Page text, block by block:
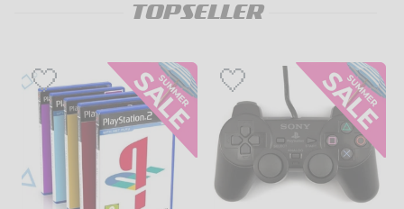
TOPSELLER